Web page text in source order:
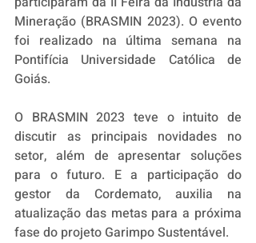
Mineração (BRASMIN 2023). O evento
foi realizado na última semana na
Pontifícia Universidade Católica de
Goiás.
O BRASMIN 2023 teve o intuito de
discutir as principais novidades no
setor, além de apresentar soluções
para o futuro. E a participação do
gestor da Cordemato, auxilia na
atualização das metas para a próxima
fase do projeto Garimpo Sustentável.